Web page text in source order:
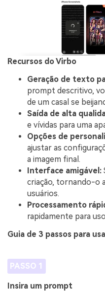
Recursos do Virbo
Geração de texto
prompt descritivo,
de um casal se
Saída de alta
e vívidas para uma
Opções de
ajustar as
a imagem final.
Interface amigável:
criação, tornando-o
usuários.
Processamento
rapidamente para
Guia de 3 passos para
PASSO 1
Insira um prompt